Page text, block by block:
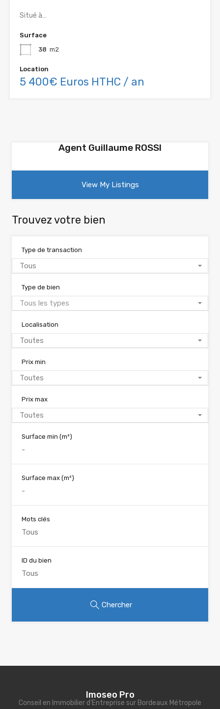
Situé à…
Surface
38 m2
Location
5 400€ Euros HTHC / an
Agent Guillaume ROSSI
View My Listings
Trouvez votre bien
Type de transaction
Tous
Type de bien
Tous les types
Localisation
Toutes
Prix min
Toutes
Prix max
Toutes
Surface min (m²)
Surface max (m²)
Mots clés
ID du bien
Chercher
Imoseo Pro
Conseil en Immobilier d'Entreprise sur Bordeaux Métropole